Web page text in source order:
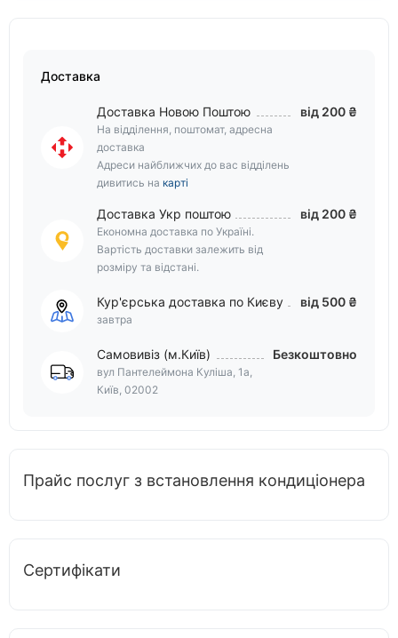
Доставка
Доставка Новою Поштою
На відділення, поштомат, адресна
доставка
Адреси найближчих до вас відділень
дивитись на карті
від 200 ₴
Доставка Укр поштою
Економна доставка по Україні.
Вартість доставки залежить від
розміру та відстані.
від 200 ₴
Кур'єрська доставка по Києву
завтра
від 500 ₴
Самовивіз (м.Київ)
вул Пантелеймона Куліша, 1а,
Київ, 02002
Безкоштовно
Прайс послуг з встановлення кондиціонера
Сертифікати